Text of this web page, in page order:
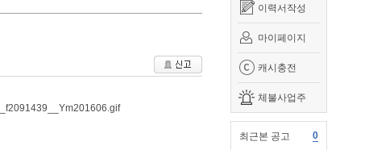
이력서작성
마이페이지
캐시충전
체불사업주
최근본 공고 0